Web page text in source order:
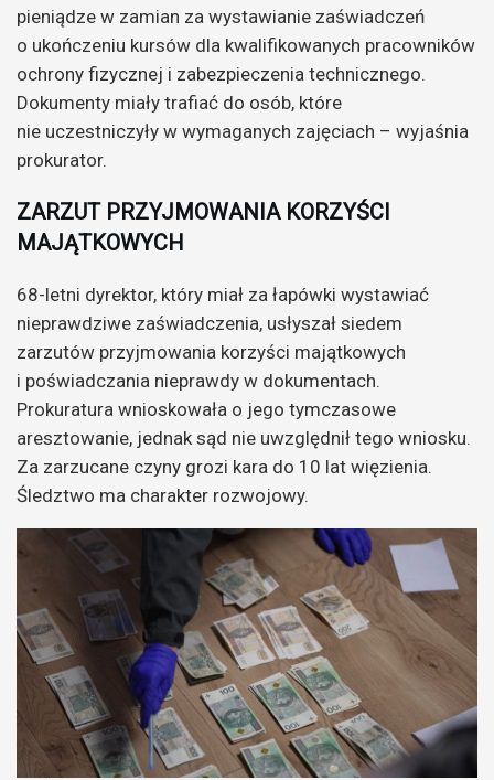
pieniądze w zamian za wystawianie zaświadczeń
o ukończeniu kursów dla kwalifikowanych pracowników
ochrony fizycznej i zabezpieczenia technicznego.
Dokumenty miały trafiać do osób, które
nie uczestniczyły w wymaganych zajęciach – wyjaśnia
prokurator.
ZARZUT PRZYJMOWANIA KORZYŚCI
MAJĄTKOWYCH
68-letni dyrektor, który miał za łapówki wystawiać
nieprawdziwe zaświadczenia, usłyszał siedem
zarzutów przyjmowania korzyści majątkowych
i poświadczania nieprawdy w dokumentach.
Prokuratura wnioskowała o jego tymczasowe
aresztowanie, jednak sąd nie uwzględnił tego wniosku.
Za zarzucane czyny grozi kara do 10 lat więzienia.
Śledztwo ma charakter rozwojowy.